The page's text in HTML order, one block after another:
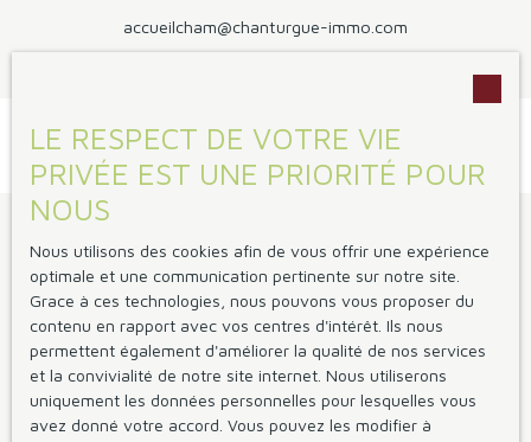
accueilcham@chanturgue-immo.com
Vendre avec nous
Gestion locative
Espace vendeur
Espace bailleur
LE RESPECT DE VOTRE VIE
PRIVÉE EST UNE PRIORITÉ POUR
NOUS
Nous utilisons des cookies afin de vous offrir une expérience
optimale et une communication pertinente sur notre site.
Grace à ces technologies, nous pouvons vous proposer du
contenu en rapport avec vos centres d'intérêt. Ils nous
permettent également d'améliorer la qualité de nos services
et la convivialité de notre site internet. Nous utiliserons
uniquement les données personnelles pour lesquelles vous
avez donné votre accord. Vous pouvez les modifier à